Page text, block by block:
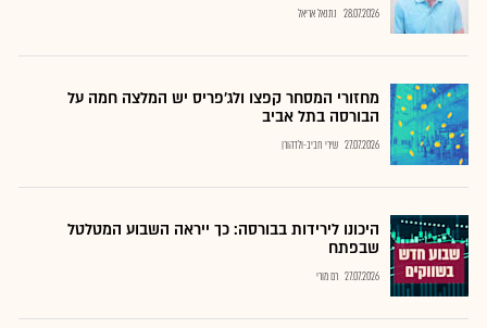
28.07.2026 נתנאל אריאל
מחזורי המסחר קפצו ולג'פריס יש המלצה חמה על
הבורסה בתל אביב
27.07.2026 שירי חביב-ולדהורן
היכונו לירידות בבורסה: כך ייראה השבוע המטלטל
שבפתח
27.07.2026 רם מורי